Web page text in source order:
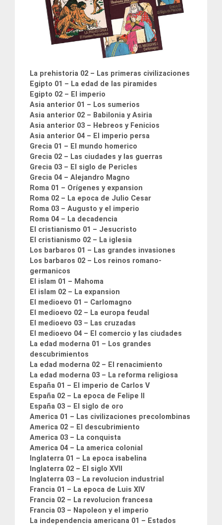
La prehistoria 02 – Las primeras civilizaciones
Egipto 01 – La edad de las piramides
Egipto 02 – El imperio
Asia anterior 01 – Los sumerios
Asia anterior 02 – Babilonia y Asiria
Asia anterior 03 – Hebreos y Fenicios
Asia anterior 04 – El imperio persa
Grecia 01 – El mundo homerico
Grecia 02 – Las ciudades y las guerras
Grecia 03 – El siglo de Pericles
Grecia 04 – Alejandro Magno
Roma 01 – Orígenes y expansion
Roma 02 – La epoca de Julio Cesar
Roma 03 – Augusto y el imperio
Roma 04 – La decadencia
El cristianismo 01 – Jesucristo
El cristianismo 02 – La iglesia
Los barbaros 01 – Las grandes invasiones
Los barbaros 02 – Los reinos romano-
germanicos
El islam 01 – Mahoma
El islam 02 – La expansion
El medioevo 01 – Carlomagno
El medioevo 02 – La europa feudal
El medioevo 03 – Las cruzadas
El medioevo 04 – El comercio y las ciudades
La edad moderna 01 – Los grandes
descubrimientos
La edad moderna 02 – El renacimiento
La edad moderna 03 – La reforma religiosa
España 01 – El imperio de Carlos V
España 02 – La epoca de Felipe II
España 03 – El siglo de oro
America 01 – Las civilizaciones precolombinas
America 02 – El descubrimiento
America 03 – La conquista
America 04 – La america colonial
Inglaterra 01 – La epoca isabelina
Inglaterra 02 – El siglo XVII
Inglaterra 03 – La revolucion industrial
Francia 01 – La epoca de Luis XIV
Francia 02 – La revolucion francesa
Francia 03 – Napoleon y el imperio
La independencia americana 01 – Estados